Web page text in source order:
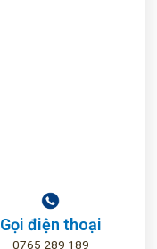
Gọi điện thoại
0765 289 189